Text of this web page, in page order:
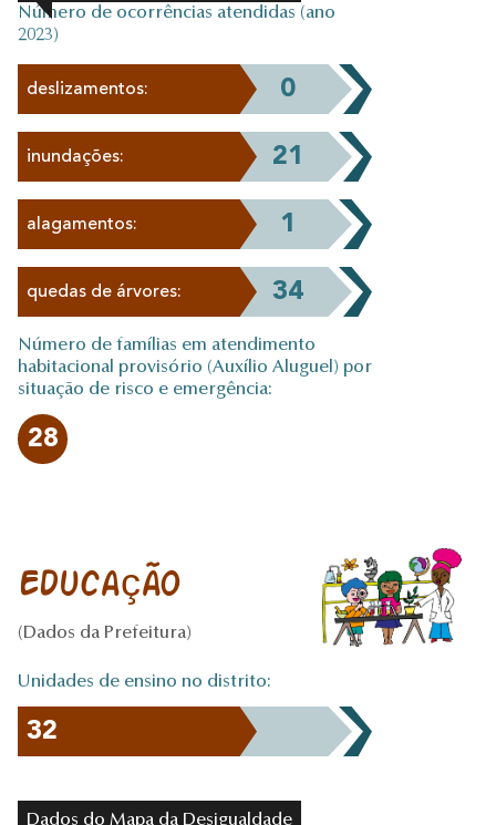
Número de ocorrências atendidas (ano
2023)
deslizamentos: 0
inundações: 21
alagamentos: 1
quedas de árvores: 34
Número de famílias em atendimento
habitacional provisório (Auxílio Aluguel) por
situação de risco e emergência:
28
Educação
(Dados da Prefeitura)
Unidades de ensino no distrito:
32
Dados do Mapa da Desigualdade